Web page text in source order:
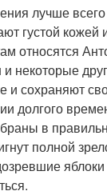
лучше
густой кожей
относятся
некоторые
и сохраняют
долгого
в
полной
яблоки